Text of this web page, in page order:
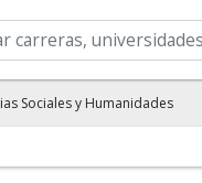
Sociales y Humanidades